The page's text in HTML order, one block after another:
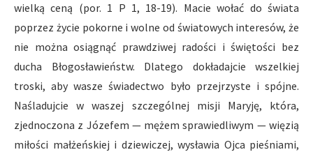
wielką ceną (por. 1 P 1, 18-19). Macie wołać do świata
poprzez życie pokorne i wolne od światowych interesów, że
nie można osiągnąć prawdziwej radości i świętości bez
ducha Błogosławieństw. Dlatego dokładajcie wszelkiej
troski, aby wasze świadectwo było przejrzyste i spójne.
Naśladujcie w waszej szczególnej misji Maryję, która,
zjednoczona z Józefem — mężem sprawiedliwym — więzią
miłości małżeńskiej i dziewiczej, wysławia Ojca pieśniami,